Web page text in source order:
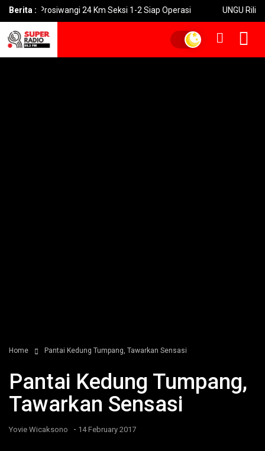
Berita :
Tol Prosiwangi 24 Km Seksi 1-2 Siap Operasi UNGU Rilis
Home Pantai Kedung Tumpang, Tawarkan Sensasi
Pantai Kedung Tumpang,
Tawarkan Sensasi
Yovie Wicaksono - 14 February 2017